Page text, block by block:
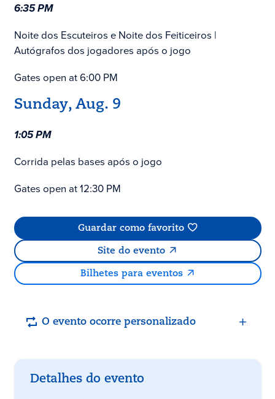
6:35 PM
Noite dos Escuteiros e Noite dos Feiticeiros |
Autógrafos dos jogadores após o jogo
Gates open at 6:00 PM
Sunday, Aug. 9
1:05 PM
Corrida pelas bases após o jogo
Gates open at 12:30 PM
Guardar como favorito
Site do evento
Bilhetes para eventos
O evento ocorre personalizado
Detalhes do evento